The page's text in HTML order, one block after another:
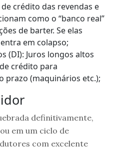
crédito das revendas e
como o “banco real”
de barter. Se elas
em colapso;
(DI): Juros longos altos
crédito para
prazo (maquinários etc.);
definitivamente,
em um ciclo de
com excelente